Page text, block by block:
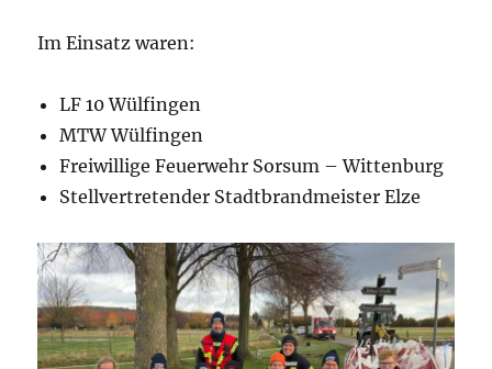
Im Einsatz waren:
LF 10 Wülfingen
MTW Wülfingen
Freiwillige Feuerwehr Sorsum – Wittenburg
Stellvertretender Stadtbrandmeister Elze